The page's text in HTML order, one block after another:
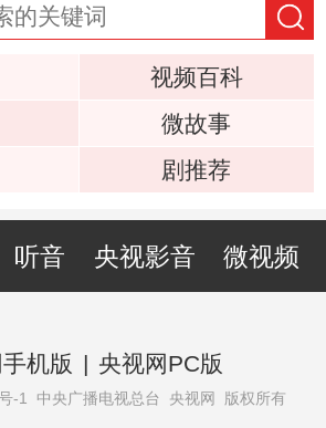
视频百科
微故事
剧推荐
听音 央视影音 微视频
机版 | 央视网PC版
-1 中央广播电视总台 央视网 版权所有